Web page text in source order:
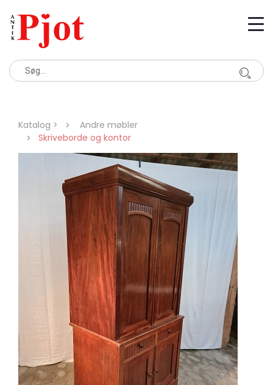
Katalog >
Andre møbler
Skriveborde og kontor